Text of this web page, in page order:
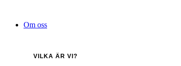
innehållOm oss
VILKA ÄR VI?